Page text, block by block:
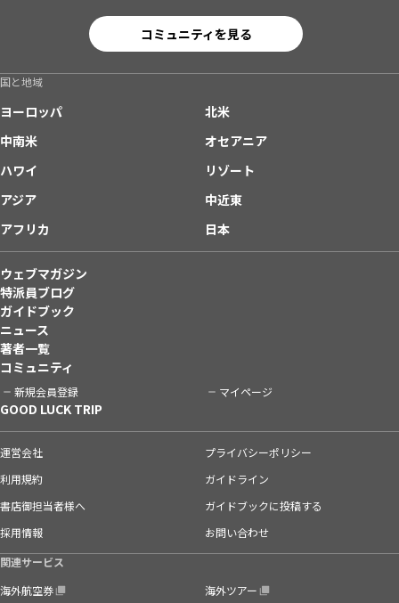
コミュニティを見る
国と地域
ヨーロッパ
北米
中南米
オセアニア
ハワイ
リゾート
アジア
中近東
アフリカ
日本
ウェブマガジン
特派員ブログ
ガイドブック
ニュース
著者一覧
コミュニティ
新規会員登録 マイページ
GOOD LUCK TRIP
運営会社
プライバシーポリシー
利用規約
ガイドライン
書店御担当者様へ
ガイドブックに投稿する
採用情報
お問い合わせ
関連サービス
海外航空券
海外ツアー